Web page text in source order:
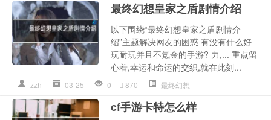
最终幻想皇家之盾剧情介绍
以下围绕“最终幻想皇家之盾剧情介
绍”主题解决网友的困惑 有没有什么好
玩耐玩并且不氪金的手游? 力,... 重点留
心着,幸运和命运的交织,就在此刻...
zzh 03-25 0 870 最终幻想
cf手游卡特怎么样